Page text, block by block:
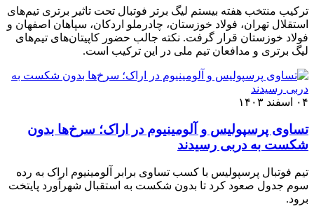
ترکیب منتخب هفته بیستم لیگ برتر فوتبال تحت تاثیر برتری تیم‌های
استقلال تهران، فولاد خوزستان، چادرملو اردکان، سپاهان اصفهان و
فولاد خوزستان قرار گرفت. نکته جالب حضور کاپیتان‌های تیم‌های
لیگ برتری و مدافعان تیم ملی در این ترکیب است.
۰۴ اسفند ۱۴۰۳
تساوی پرسپولیس و آلومینیوم در اراک؛ سرخ‌ها بدون
شکست به دربی رسیدند
تیم فوتبال پرسپولیس با کسب تساوی برابر آلومینیوم اراک به رده
سوم جدول صعود کرد تا بدون شکست به استقبال شهرآورد پایتخت
برود.